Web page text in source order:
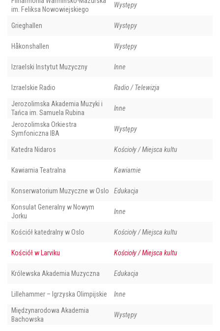
im. Feliksa Nowowiejskiego
Występy
Grieghallen Występy
Håkonshallen Występy
Izraelski Instytut Muzyczny Inne
Izraelskie Radio Radio / Telewizja
Jerozolimska Akademia Muzyki i
Tańca im. Samuela Rubina
Inne
Jerozolimska Orkiestra
Symfoniczna IBA
Występy
Katedra Nidaros Kościoły / Miejsca kultu
Kawiarnia Teatralna Kawiarnie
Konserwatorium Muzyczne w Oslo Edukacja
Konsulat Generalny w Nowym
Jorku
Inne
Kościół katedralny w Oslo Kościoły / Miejsca kultu
Kościół w Larviku Kościoły / Miejsca kultu
Królewska Akademia Muzyczna Edukacja
Lillehammer – Igrzyska Olimpijskie Inne
Międzynarodowa Akademia
Bachowska
Występy